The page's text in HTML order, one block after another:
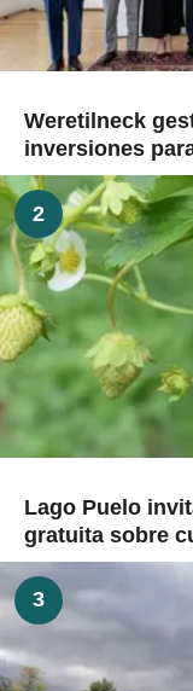
Weretilneck
inversiones
2
Lago Puelo
gratuita sobre
3